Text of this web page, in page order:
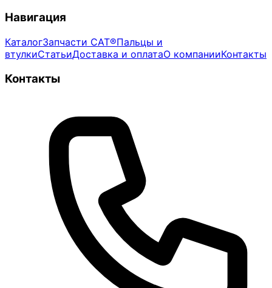
Навигация
КаталогЗапчасти CAT®Пальцы и
втулкиСтатьиДоставка и оплатаО компанииКонтакты
Контакты